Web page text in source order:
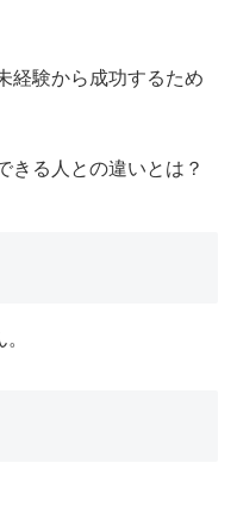
経験から成功するため
きる人との違いとは？